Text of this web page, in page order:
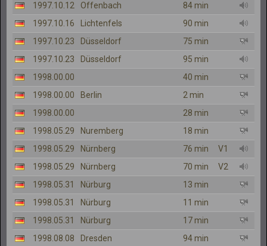
1997.10.12
Offenbach
84 min
1997.10.16
Lichtenfels
90 min
1997.10.23
Düsseldorf
75 min
1997.10.23
Düsseldorf
95 min
1998.00.00
40 min
1998.00.00
Berlin
2 min
1998.00.00
28 min
1998.05.29
Nuremberg
18 min
1998.05.29
Nürnberg 76 min
V1
1998.05.29
Nürnberg 70 min
V2
1998.05.31
Nürburg
13 min
1998.05.31
Nürburg
11 min
1998.05.31
Nürburg
17 min
1998.08.08
Dresden
94 min